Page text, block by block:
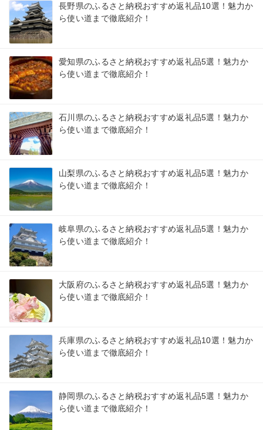
長野県のふるさと納税おすすめ返礼品10選！魅力か
ら使い道まで徹底紹介！
愛知県のふるさと納税おすすめ返礼品5選！魅力か
ら使い道まで徹底紹介！
石川県のふるさと納税おすすめ返礼品5選！魅力か
ら使い道まで徹底紹介！
山梨県のふるさと納税おすすめ返礼品5選！魅力か
ら使い道まで徹底紹介！
岐阜県のふるさと納税おすすめ返礼品5選！魅力か
ら使い道まで徹底紹介！
大阪府のふるさと納税おすすめ返礼品5選！魅力か
ら使い道まで徹底紹介！
兵庫県のふるさと納税おすすめ返礼品10選！魅力か
ら使い道まで徹底紹介！
静岡県のふるさと納税おすすめ返礼品5選！魅力か
ら使い道まで徹底紹介！